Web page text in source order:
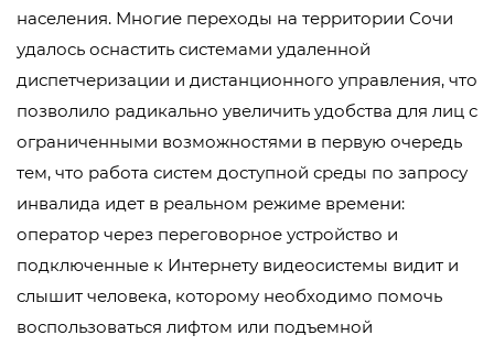
населения. Многие переходы на территории Сочи
удалось оснастить системами удаленной
диспетчеризации и дистанционного управления, что
позволило радикально увеличить удобства для лиц с
ограниченными возможностями в первую очередь
тем, что работа систем доступной среды по запросу
инвалида идет в реальном режиме времени:
оператор через переговорное устройство и
подключенные к Интернету видеосистемы видит и
слышит человека, которому необходимо помочь
воспользоваться лифтом или подъемной